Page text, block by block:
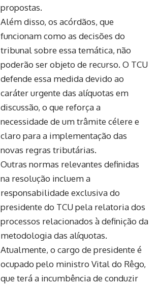
propostas.
Além disso, os acórdãos, que
funcionam como as decisões do
tribunal sobre essa temática, não
poderão ser objeto de recurso. O TCU
defende essa medida devido ao
caráter urgente das alíquotas em
discussão, o que reforça a
necessidade de um trâmite célere e
claro para a implementação das
novas regras tributárias.
Outras normas relevantes definidas
na resolução incluem a
responsabilidade exclusiva do
presidente do TCU pela relatoria dos
processos relacionados à definição da
metodologia das alíquotas.
Atualmente, o cargo de presidente é
ocupado pelo ministro Vital do Rêgo,
que terá a incumbência de conduzir